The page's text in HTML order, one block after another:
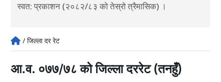
स्वत: प्रकाशन (२०८२/८३ को तेस्रो त्रैमासिक) ।
/ जिल्ला दर रेट
आ.व. ०७७/७८ को जिल्ला दररेट (तनहुँ)